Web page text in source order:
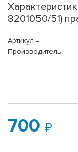
8201050/51)
Артикул
Производитель
700